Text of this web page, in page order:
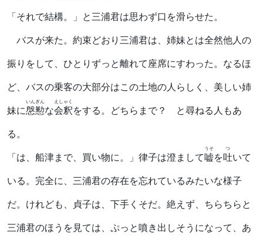
「それで結構。」と三浦君は思わず口を滑らせた。
バスが来た。約束どおり三浦君は、姉妹とは全然他人の
振りをして、ひとりずっと離れて座席にすわった。なるほ
ど、バスの乗客の大部分はこの土地の人らしく、美しい姉
妹に慇懃
いんぎん
な会釈
えしゃく
をする。どちらまで？ と尋ねる人もあ
る。
「は、船津まで、買い物に。」律子は澄まして嘘
うそ
を吐
つ
いて
いる。完全に、三浦君の存在を忘れているみたいな様子
だ。けれども、貞子は、下手くそだ。絶えず、ちらちらと
三浦君のほうを見ては、ぷっと噴き出しそうになって、あ